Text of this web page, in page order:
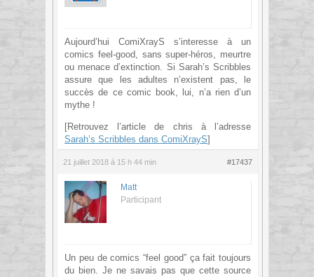
Aujourd’hui ComiXrayS s’interesse à un
comics feel-good, sans super-héros, meurtre
ou menace d’extinction. Si Sarah’s Scribbles
assure que les adultes n’existent pas, le
succès de ce comic book, lui, n’a rien d’un
mythe !
[Retrouvez l’article de chris à l’adresse
Sarah’s Scribbles dans ComiXrayS]
21 juillet 2018 à 15 h 44 min #17437
Matt
Participant
Un peu de comics “feel good” ça fait toujours
du bien. Je ne savais pas que cette source